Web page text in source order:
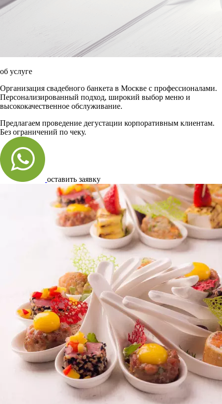
об услуге
Организация свадебного банкета в Москве с профессионалами.
Персонализированный подход, широкий выбор меню и
высококачественное обслуживание.
Предлагаем проведение дегустации корпоративным клиентам.
Без ограничений по чеку.
оставить заявку